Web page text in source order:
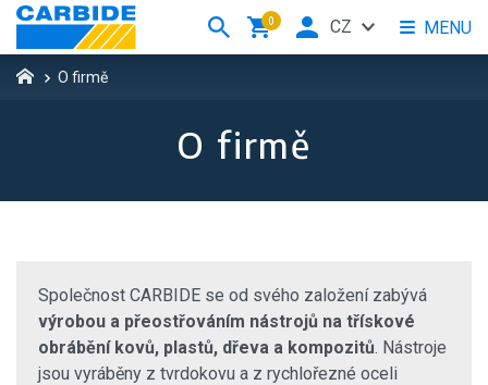
O firmě
O firmě
Společnost CARBIDE se od svého založení zabývá
výrobou a přeostřováním nástrojů na třískové
obrábění kovů, plastů, dřeva a kompozitů. Nástroje
jsou vyráběny z tvrdokovu a z rychlořezné oceli
0 MENU
CZ